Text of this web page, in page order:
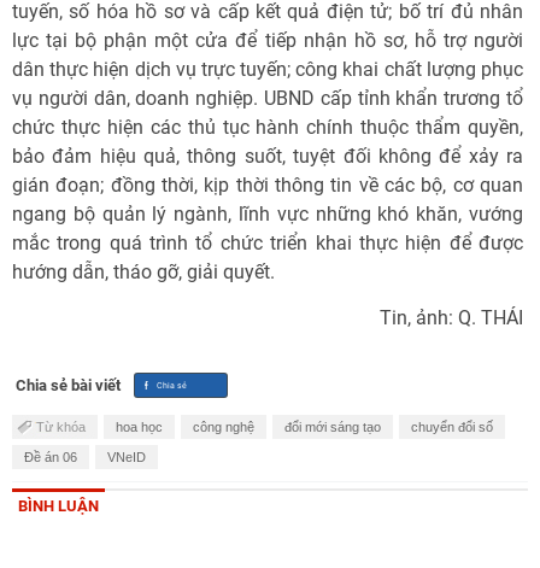
tuyến, số hóa hồ sơ và cấp kết quả điện tử; bố trí đủ nhân
lực tại bộ phận một cửa để tiếp nhận hồ sơ, hỗ trợ người
dân thực hiện dịch vụ trực tuyến; công khai chất lượng phục
vụ người dân, doanh nghiệp. UBND cấp tỉnh khẩn trương tổ
chức thực hiện các thủ tục hành chính thuộc thẩm quyền,
bảo đảm hiệu quả, thông suốt, tuyệt đối không để xảy ra
gián đoạn; đồng thời, kịp thời thông tin về các bộ, cơ quan
ngang bộ quản lý ngành, lĩnh vực những khó khăn, vướng
mắc trong quá trình tổ chức triển khai thực hiện để được
hướng dẫn, tháo gỡ, giải quyết.
Tin, ảnh: Q. THÁI
Chia sẻ bài viết
Từ khóa hoa học công nghệ đổi mới sáng tạo chuyển đổi số
Đề án 06 VNeID
BÌNH LUẬN